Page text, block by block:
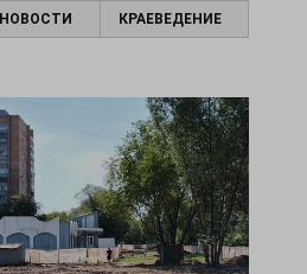
НОВОСТИ КРАЕВЕДЕНИЕ